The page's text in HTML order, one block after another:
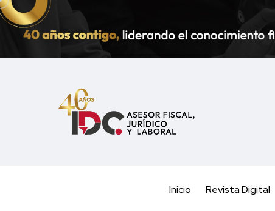
Inicio Revista Digital